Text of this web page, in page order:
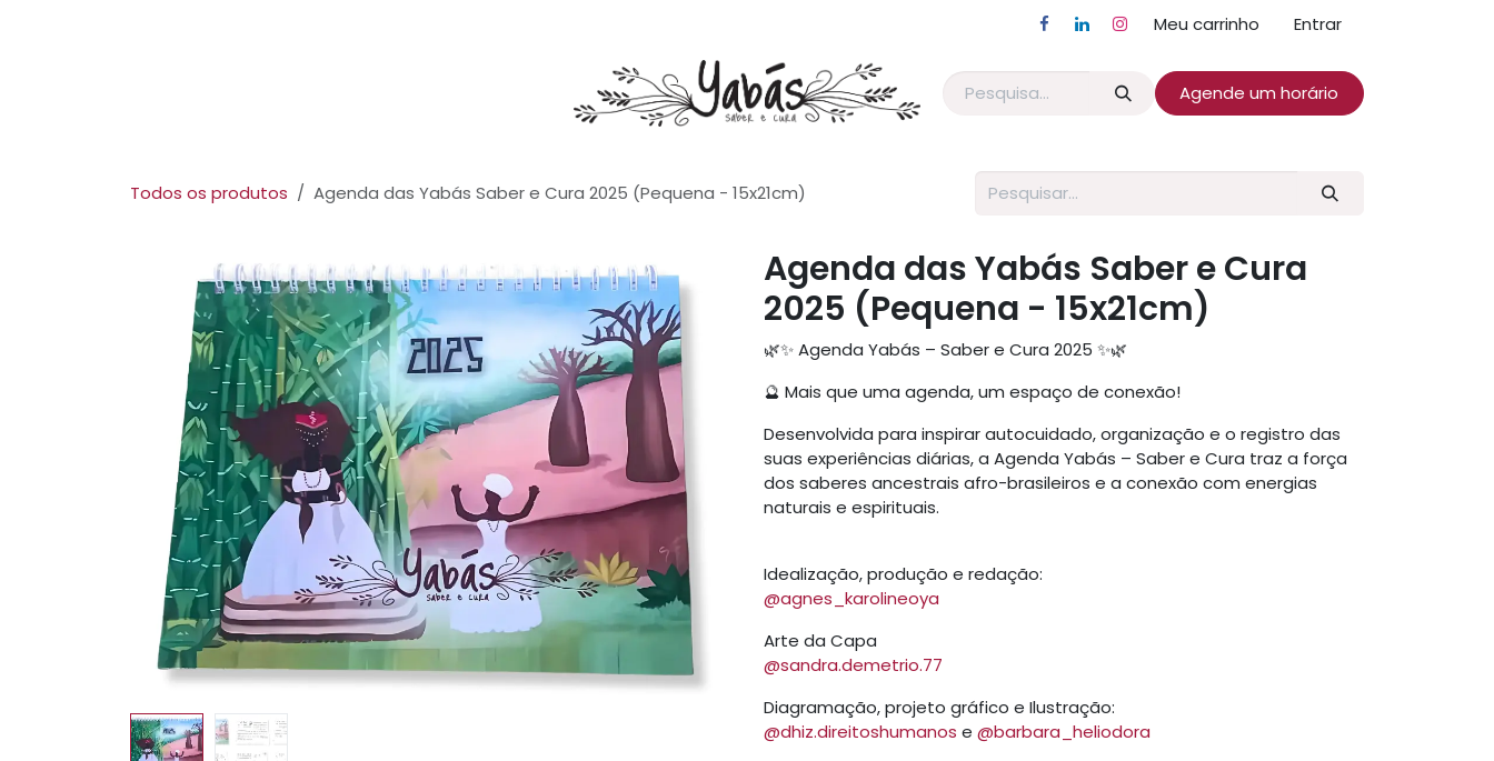
Meu carrinho Entrar
Contato Assinaturas Yabás Agende um horário
Todos os produtos Agenda das Yabás Saber e Cura 2025 (Pequena - 15x21cm)
Agenda das Yabás Saber e Cura
2025 (Pequena - 15x21cm)
🌿✨ Agenda Yabás – Saber e Cura 2025 ✨🌿
🔮 Mais que uma agenda, um espaço de conexão!
Desenvolvida para inspirar autocuidado, organização e o registro das
suas experiências diárias, a Agenda Yabás – Saber e Cura traz a força
dos saberes ancestrais afro-brasileiros e a conexão com energias
naturais e espirituais.
Idealização, produção e redação:
@agnes_karolineoya
Arte da Capa
@sandra.demetrio.77
Diagramação, projeto gráfico e Ilustração:
@dhiz.direitoshumanos e @barbara_heliodora